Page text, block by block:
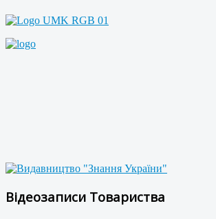
Відеозаписи Товариства